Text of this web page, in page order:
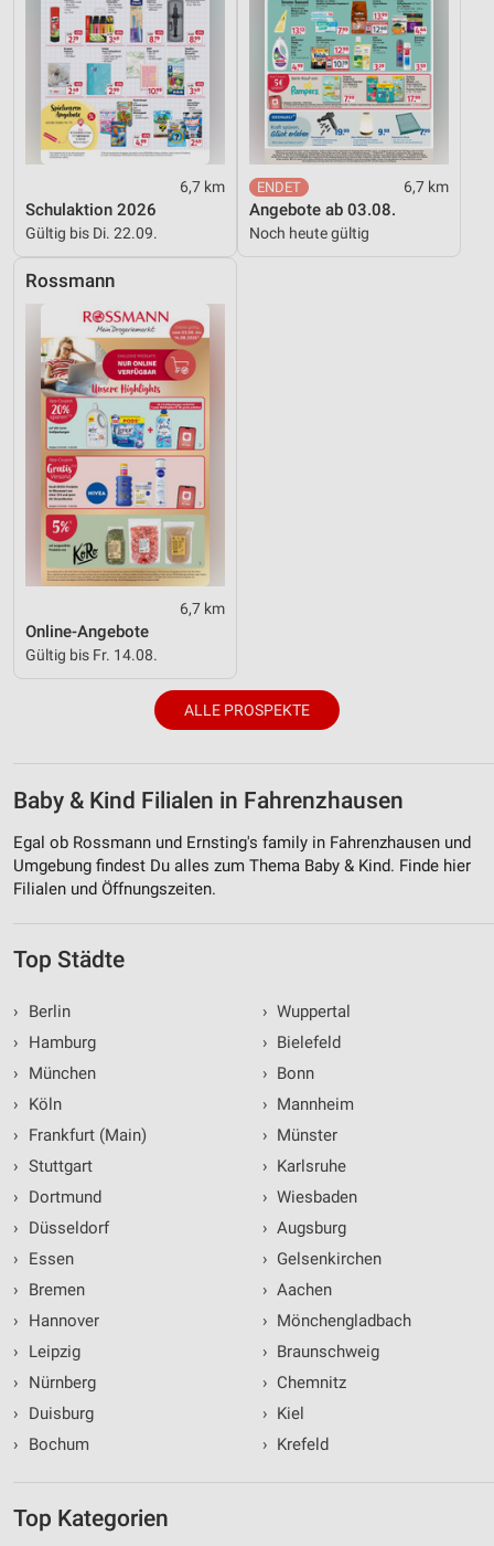
6,7 km
Schulaktion 2026
Gültig bis Di. 22.09.
6,7 km
Angebote ab 03.08.
Noch heute gültig
Rossmann
6,7 km
Online-Angebote
Gültig bis Fr. 14.08.
ALLE PROSPEKTE
Baby & Kind Filialen in Fahrenzhausen
Egal ob Rossmann und Ernsting's family in Fahrenzhausen und
Umgebung findest Du alles zum Thema Baby & Kind. Finde hier
Filialen und Öffnungszeiten.
Top Städte
›
Berlin
›
Hamburg
›
München
›
Köln
›
Frankfurt (Main)
› Stuttgart
›
Dortmund
›
Düsseldorf
›
Essen
›
Bremen
›
Hannover
›
Leipzig
›
Nürnberg
›
Duisburg
›
Bochum
› Wuppertal
› Bielefeld
› Bonn
› Mannheim
› Münster
› Karlsruhe
› Wiesbaden
› Augsburg
› Gelsenkirchen
› Aachen
› Mönchengladbach
› Braunschweig
› Chemnitz
› Kiel
› Krefeld
Top Kategorien